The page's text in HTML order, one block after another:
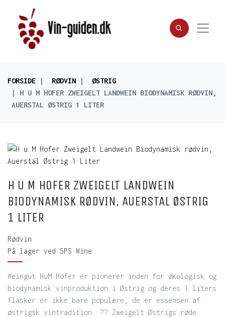
FORSIDE RØDVIN
ØSTRIG
H U M HOFER ZWEIGELT LANDWEIN BIODYNAMISK RØDVIN,
AUERSTAL ØSTRIG 1 LITER
H U M HOFER ZWEIGELT LANDWEIN
BIODYNAMISK RØDVIN, AUERSTAL ØSTRIG
1 LITER
Rødvin
På lager ved SPS Wine
Weingut HuM Hofer er pionerer inden for økologisk og
biodynamisk vinproduktion i Østrig og deres 1 liters
flasker er ikke bare populære, de er essensen af
østrigsk vintradition. ?? Zweigelt Østrigs røde